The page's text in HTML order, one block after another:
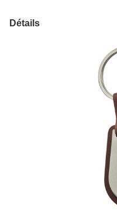
Détails